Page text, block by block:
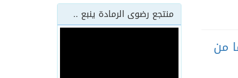
منتجع رضوى الرمادة ينبع ..
تجاوز الخلافات بعد 27 عاما من